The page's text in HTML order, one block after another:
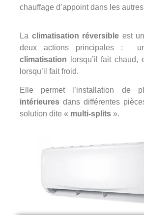
chauffage d’appoint dans les
La climatisation réversible est
deux actions principales :
climatisation lorsqu’il fait chaud,
lorsqu’il fait froid.
Elle permet l’installation de
intérieures dans différentes
solution dite « multi-splits ».